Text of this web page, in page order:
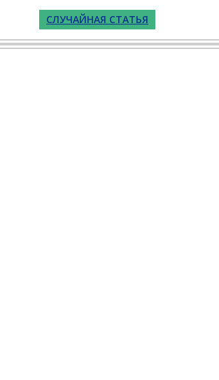
СЛУЧАЙНАЯ СТАТЬЯ